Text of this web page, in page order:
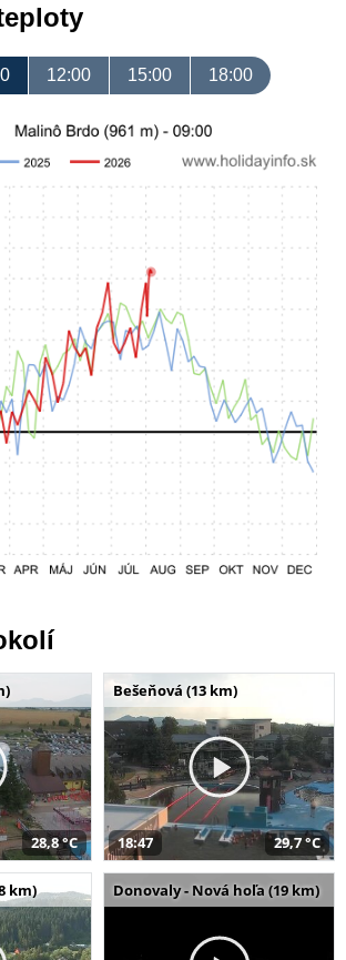
12:00 15:00 18:00
28,8 °C
Bešeňová (13 km)
18:47 29,7 °C
km) Donovaly - Nová hoľa (19 km)